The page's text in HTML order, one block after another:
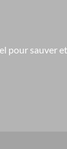
- eaubonne
orpea -
orpea -
pour sauver